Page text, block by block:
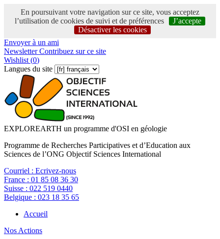
En poursuivant votre navigation sur ce site, vous acceptez
l’utilisation de cookies de suivi et de préférences
J’accepte
Désactiver les cookies
Envoyer à un ami
NewsletterContribuez sur ce site
Wishlist (0)
Langues du site
EXPLOREARTH un programme d'OSI en géologie
Programme de Recherches Participatives et d’Education aux
Sciences de l’ONG Objectif Sciences International
Courriel : Ecrivez-nous
France : 01 85 08 36 30
Suisse : 022 519 0440
Belgique : 023 18 35 65
Accueil
Nos Actions